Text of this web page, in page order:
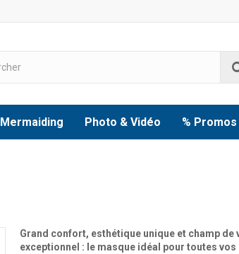
Mermaiding Photo & Vidéo % Promos
Grand confort, esthétique unique et champ de
exceptionnel : le masque idéal pour toutes vos